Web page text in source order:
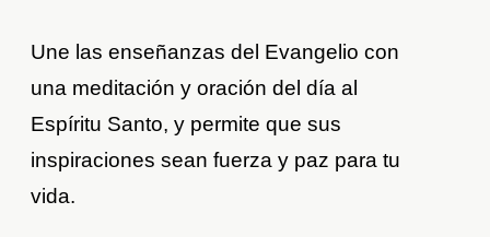
Une las enseñanzas del Evangelio con
una meditación y oración del día al
Espíritu Santo, y permite que sus
inspiraciones sean fuerza y paz para tu
vida.